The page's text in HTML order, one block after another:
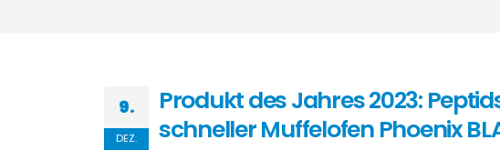
9.
DEZ.
Produkt des Jahres 2023:
schneller Muffelofen Phoenix